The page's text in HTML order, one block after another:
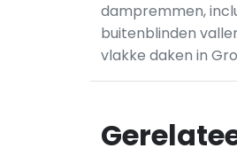
dampremmen,
buitenblinden
vlakke daken in